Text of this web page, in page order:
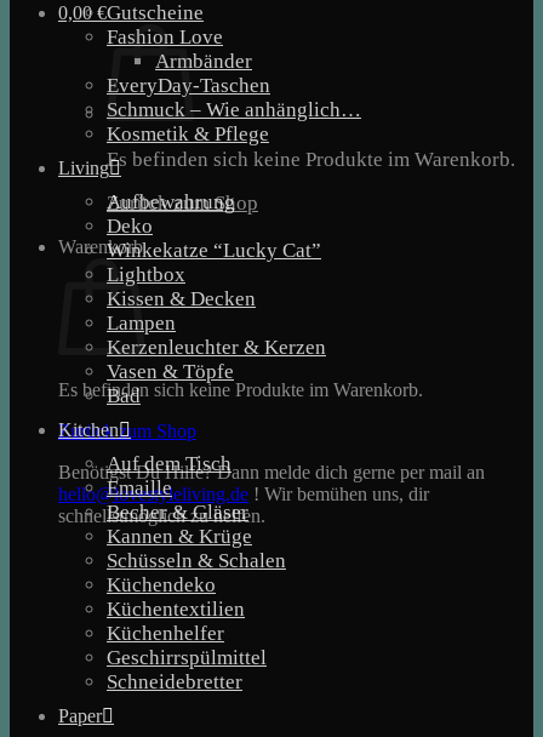
0,00€
Es befinden sich keine Produkte im Warenkorb.
Zurück zum Shop
Warenkorb
Es befinden sich keine Produkte im Warenkorb.
Zurück zum Shop
Benötigst Du Hilfe? Dann melde dich gerne per mail an
hello@lovestyleliving.de ! Wir bemühen uns, dir
schnellstmöglich zu helfen.
Gutscheine
Fashion Love
Armbänder
EveryDay-Taschen
Schmuck – Wie anhänglich…
Kosmetik & Pflege
Living
Aufbewahrung
Deko
Winkekatze “Lucky Cat”
Lightbox
Kissen & Decken
Lampen
Kerzenleuchter & Kerzen
Vasen & Töpfe
Bad
Kitchen
Auf dem Tisch
Emaille
Becher & Gläser
Kannen & Krüge
Schüsseln & Schalen
Küchendeko
Küchentextilien
Küchenhelfer
Geschirrspülmittel
Schneidebretter
Paper